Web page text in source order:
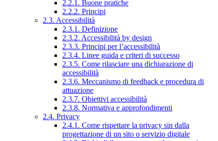
2.2.1. Buone pratiche
2.2.2. Principi
2.3. Accessibilità
2.3.1. Definizione
2.3.2. Accessibilità by design
2.3.3. Principi per l’accessibilità
2.3.4. Linee guida e criteri di successo
2.3.5. Come rilasciare una dichiarazione di
accessibilità
2.3.6. Meccanismo di feedback e procedura di
attuazione
2.3.7. Obiettivi accessibilità
2.3.8. Normativa e approfondimenti
2.4. Privacy
2.4.1. Come rispettare la privacy sin dalla
progettazione di un sito o servizio digitale